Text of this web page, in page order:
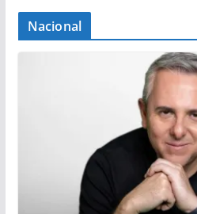
Nacional